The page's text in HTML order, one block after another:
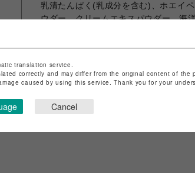
乳清たんぱく(乳成分を含む)、ホエイ
ウダー、クリームエキスパウダー、海
来)、甘味料(スクラロース、アセスル
酸、ナイアシン、パントテン酸カルシ
シェアする
translation service.
correctly and may differ from the original content of the
caused by using this service. Thank you for your
Cancel